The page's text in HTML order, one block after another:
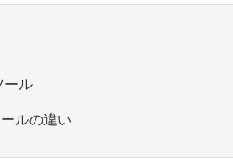
ール
ルの違い